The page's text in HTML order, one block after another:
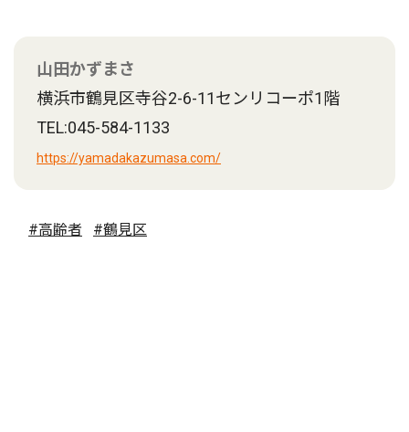
山田かずまさ
横浜市鶴見区寺谷2-6-11センリコーポ1階
TEL:045-584-1133
https://yamadakazumasa.com/
#高齢者 #鶴見区